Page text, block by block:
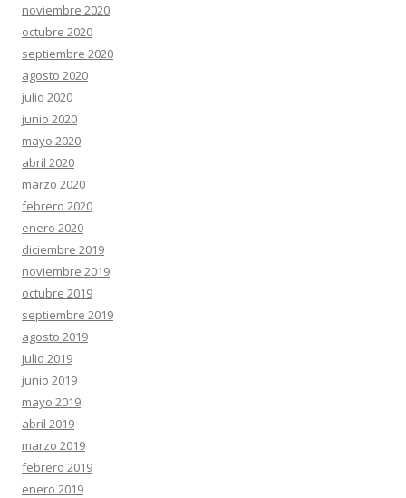
noviembre 2020
octubre 2020
septiembre 2020
agosto 2020
julio 2020
junio 2020
mayo 2020
abril 2020
marzo 2020
febrero 2020
enero 2020
diciembre 2019
noviembre 2019
octubre 2019
septiembre 2019
agosto 2019
julio 2019
junio 2019
mayo 2019
abril 2019
marzo 2019
febrero 2019
enero 2019